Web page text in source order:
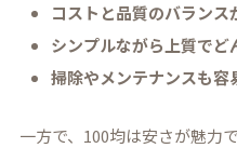
コストと品質のバランス
シンプルながら上質で
掃除やメンテナンスも
一方で、100均は安さが魅力